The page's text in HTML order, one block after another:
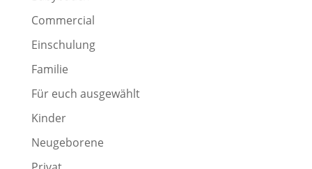
Commercial
Einschulung
Familie
Für euch ausgewählt
Kinder
Neugeborene